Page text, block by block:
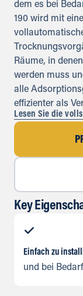
dem es bei
190 wird mit
Räume, in
werden muss
alle
effizienter als
Lesen Sie die
Key
Einfach zu
und bei